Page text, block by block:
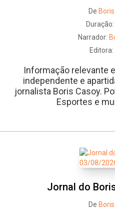
De
Duração:
Narrador:
Editora:
Informação relevante
independente e
jornalista Boris Casoy.
Esportes e
Jornal do
De